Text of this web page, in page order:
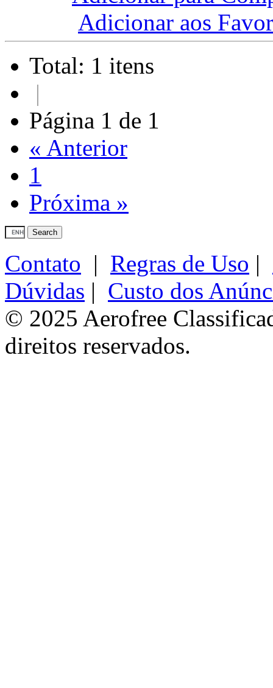
Adicionar aos
Total: 1 itens
|
Página 1 de 1
« Anterior
1
Próxima »
Contato | Regras de Uso |
Dúvidas | Custo dos
© 2025 Aerofree
direitos reservados.